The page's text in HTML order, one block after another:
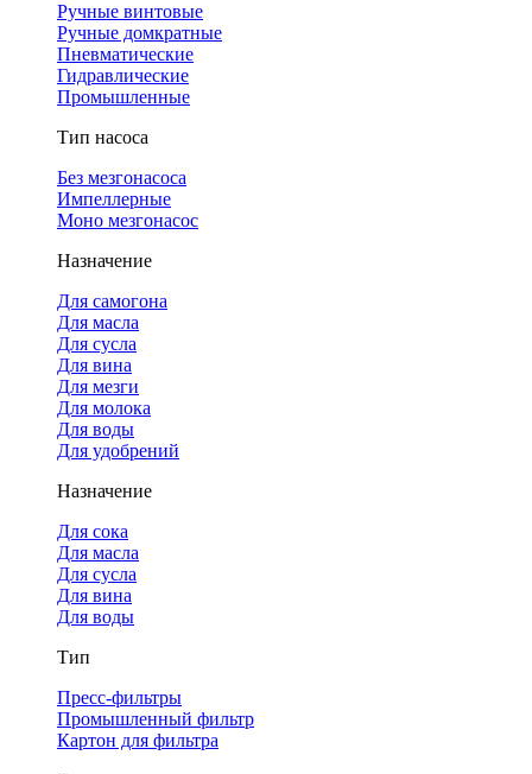
Ручные винтовые
Ручные домкратные
Пневматические
Гидравлические
Промышленные
Тип насоса
Без мезгонасоса
Импеллерные
Моно мезгонасос
Назначение
Для самогона
Для масла
Для сусла
Для вина
Для мезги
Для молока
Для воды
Для удобрений
Назначение
Для сока
Для масла
Для сусла
Для вина
Для воды
Тип
Пресс-фильтры
Промышленный фильтр
Картон для фильтра